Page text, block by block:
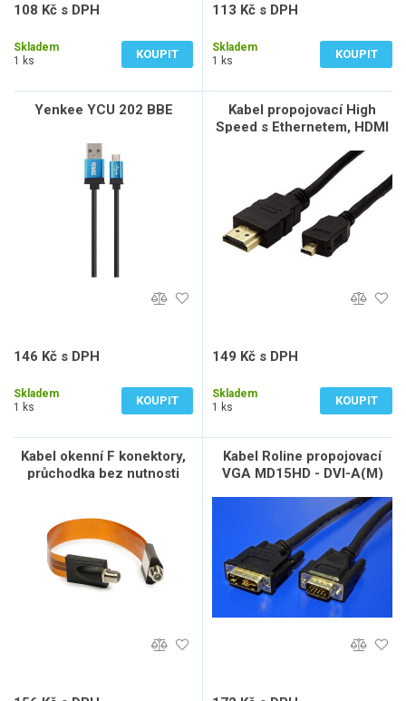
108 Kč s DPH
Skladem
1 ks
KOUPIT
113 Kč s DPH
Skladem
1 ks
KOUPIT
Yenkee YCU 202 BBE
146 Kč s DPH
Skladem
1 ks
KOUPIT
Kabel propojovací High
Speed s Ethernetem, HDMI
149 Kč s DPH
Skladem
1 ks
KOUPIT
Kabel okenní F konektory,
průchodka bez nutnosti
Kabel Roline propojovací
VGA MD15HD - DVI-A(M)